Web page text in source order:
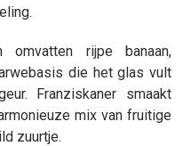
rijpe banaan,
die het glas vult
Franziskaner smaakt
mix van fruitige
zuurtje.